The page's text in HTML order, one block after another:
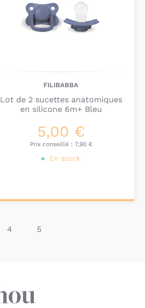
FILIBABBA
Lot de 2 sucettes anatomiques
en silicone 6m+ Bleu
5,00 €
Prix conseillé : 7,90 €
En stock
4 5